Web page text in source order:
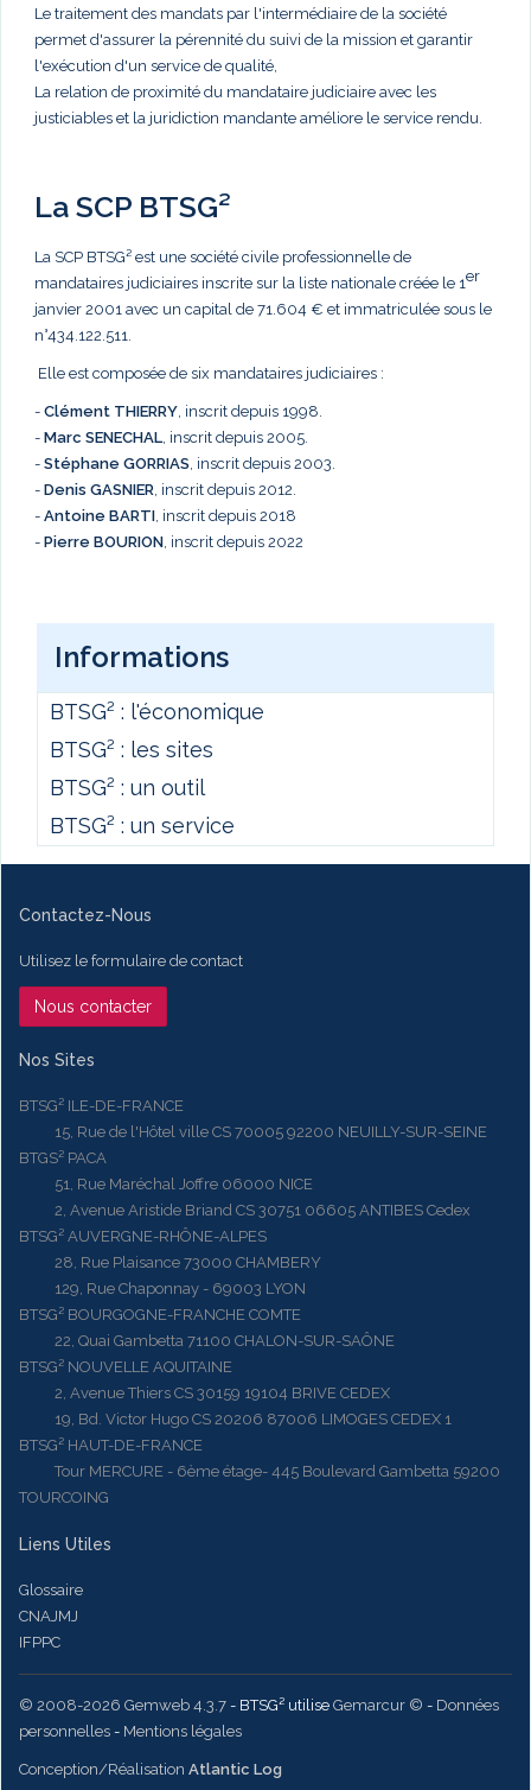
Le traitement des mandats par l'intermédiaire de la société
permet d'assurer la pérennité du suivi de la mission et garantir
l'exécution d'un service de qualité,
La relation de proximité du mandataire judiciaire avec les
justiciables et la juridiction mandante améliore le service rendu.
La SCP BTSG²
La SCP BTSG² est une société civile professionnelle de
mandataires judiciaires inscrite sur la liste nationale créée le 1er
janvier 2001 avec un capital de 71.604 € et immatriculée sous le
n°434.122.511.
Elle est composée de six mandataires judiciaires :
- Clément THIERRY, inscrit depuis 1998.
- Marc SENECHAL, inscrit depuis 2005.
- Stéphane GORRIAS, inscrit depuis 2003.
- Denis GASNIER, inscrit depuis 2012.
- Antoine BARTI, inscrit depuis 2018
- Pierre BOURION, inscrit depuis 2022
Informations
BTSG² : l'économique
BTSG² : les sites
BTSG² : un outil
BTSG² : un service
Contactez-Nous
Utilisez le formulaire de contact
Nous contacter
Nos Sites
BTSG² ILE-DE-FRANCE
15, Rue de l'Hôtel ville CS 70005 92200 NEUILLY-SUR-SEINE
BTGS² PACA
51, Rue Maréchal Joffre 06000 NICE
2, Avenue Aristide Briand CS 30751 06605 ANTIBES Cedex
BTSG² AUVERGNE-RHÔNE-ALPES
28, Rue Plaisance 73000 CHAMBERY
129, Rue Chaponnay - 69003 LYON
BTSG² BOURGOGNE-FRANCHE COMTE
22, Quai Gambetta 71100 CHALON-SUR-SAÔNE
BTSG² NOUVELLE AQUITAINE
2, Avenue Thiers CS 30159 19104 BRIVE CEDEX
19, Bd. Victor Hugo CS 20206 87006 LIMOGES CEDEX 1
BTSG² HAUT-DE-FRANCE
Tour MERCURE - 6ème étage- 445 Boulevard Gambetta 59200
TOURCOING
Liens Utiles
Glossaire
CNAJMJ
IFPPC
© 2008-2026 Gemweb 4.3.7 - BTSG² utilise Gemarcur © - Données
personnelles - Mentions légales
Conception/Réalisation Atlantic Log